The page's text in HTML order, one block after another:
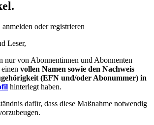
oder registrieren
Leser,
nur von Abonnentinnen und Abonnenten
vollen Namen sowie den Nachweis
(EFN und/oder Abonummer) in
hinterlegt haben.
dafür, dass diese Maßnahme notwendig